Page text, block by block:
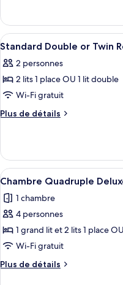
Chambre
Quadruple
Supérieure
le
type
de
Chambre
Quadruple
Afficher
toutes
les
photos
pour
ce
chambre :
Standard
Double
or
Twin
Room
10
Standard Double or Twin
2 personnes
2 lits 1 place OU 1 lit double
Wi-Fi gratuit
Plus de détails
Plus
le
type
de
Standard
Double
Twin
Room
Afficher
toutes
les
photos
pour
ce
type
de
3
Chambre Quadruple
1 chambre
4 personnes
1 grand lit et 2 lits 1 place
Wi-Fi gratuit
Plus de détails
Plus